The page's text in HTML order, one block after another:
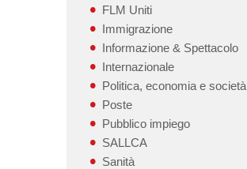
FLM Uniti
Immigrazione
Informazione & Spettacolo
Internazionale
Politica, economia e società
Poste
Pubblico impiego
SALLCA
Sanità